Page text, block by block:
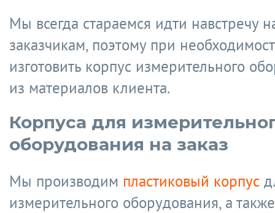
Мы всегда стараемся идти навстречу
заказчикам, поэтому при
изготовить корпус измерительного
из материалов клиента.
Корпуса для
оборудования на заказ
Мы производим пластиковый корпус
измерительного оборудования, а